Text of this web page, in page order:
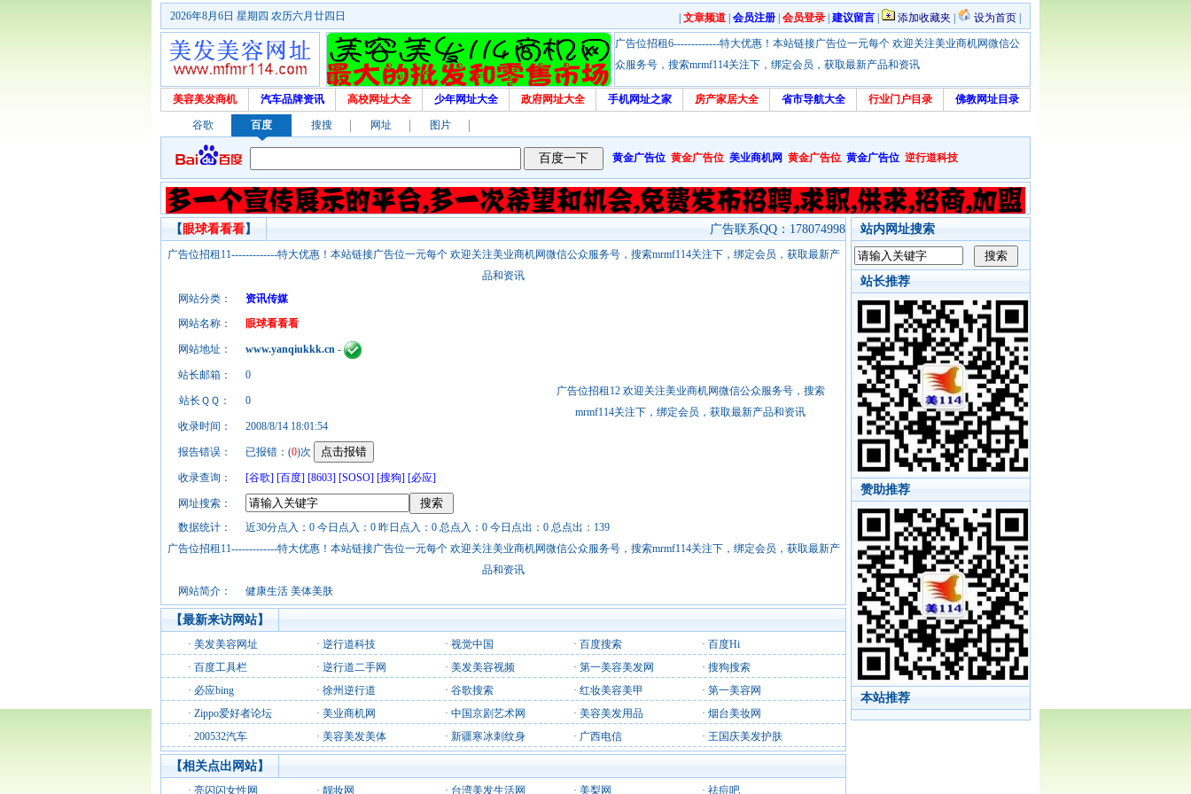
文章频道 会员注册 会员登录 建议留言 添加收藏夹 设为首页
2026年8月6日 星期四 农历六月廿四日
广告位招租6-------------特大优惠！本站链接广告位一元每个 欢迎关注美业商机网微信公
众服务号，搜索mrmf114关注下，绑定会员，获取最新产品和资讯
美容美发商机 汽车品牌资讯 高校网址大全 少年网址大全 政府网址大全 手机网址之家 房产家居大全 省市导航大全 行业门户目录 佛教网址目录
谷歌 百度 搜搜 网址 图片
黄金广告位 黄金广告位 美业商机网 黄金广告位 黄金广告位 逆行道科技
站内网址搜索
站长推荐
赞助推荐
本站推荐
广告联系QQ：178074998
【 眼球看看看】
广告位招租11-------------特大优惠！本站链接广告位一元每个 欢迎关注美业商机网微信公众服务号，搜索mrmf114关注下，绑定会员，获取最新产
品和资讯
网站分类：
资讯传媒
广告位招租12 欢迎关注美业商机网微信公众服务号，搜索
mrmf114关注下，绑定会员，获取最新产品和资讯
网站名称： 眼球看看看
网站地址： www.yanqiukkk.cn -
站长邮箱： 0
站长ＱＱ： 0
收录时间： 2008/8/14 18:01:54
报告错误： 已报错：(0)次
收录查询： [谷歌] [百度] [8603] [SOSO] [搜狗] [必应]
网址搜索：
数据统计：
近30分点入：0 今日点入：0 昨日点入：0 总点入：0 今日点出：0 总点出：139
广告位招租11-------------特大优惠！本站链接广告位一元每个 欢迎关注美业商机网微信公众服务号，搜索mrmf114关注下，绑定会员，获取最新产
品和资讯
网站简介：
健康生活 美体美肤
【最新来访网站】
· 美发美容网址 · 逆行道科技 · 视觉中国 · 百度搜索 · 百度Hi
· 百度工具栏 · 逆行道二手网 · 美发美容视频 · 第一美容美发网 · 搜狗搜索
· 必应bing · 徐州逆行道 · 谷歌搜索 · 红妆美容美甲 · 第一美容网
· Zippo爱好者论坛 · 美业商机网 · 中国京剧艺术网 · 美容美发用品 · 烟台美妆网
· 200532汽车 · 美容美发美体 · 新疆寒冰刺纹身 · 广西电信 · 王国庆美发护肤
【相关点出网站】
· 亮闪闪女性网 · 靓妆网 · 台湾美发生活网 · 美梨网 · 祛痘吧